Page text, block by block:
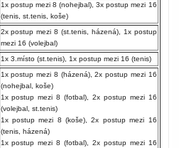
1x postup mezi 8 (nohejbal), 3x postup mezi 16
(tenis, st.tenis, koše)
2x postup mezi 8 (st.tenis, házená), 1x postup
mezi 16 (volejbal)
1x 3.místo (st.tenis), 1x postup mezi 16 (tenis)
1x postup mezi 8 (házená), 2x postup mezi 16
(nohejbal, koše)
1x postup mezi 8 (fotbal), 2x postup mezi 16
(volejbal, st.tenis)
1x postup mezi 8 (koše), 2x postup mezi 16
(tenis, házená)
1x postup mezi 8 (fotbal), 2x postup mezi 16